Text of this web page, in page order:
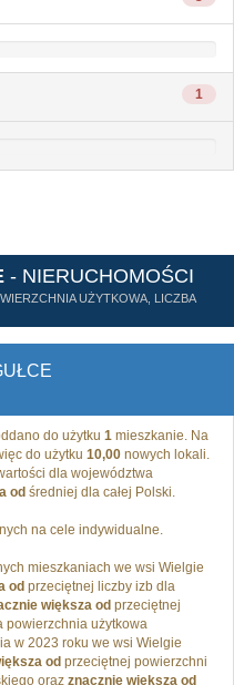
1
- NIERUCHOMOŚCI
UŻYTKOWA, LICZBA
do użytku 1 mieszkanie. Na
do użytku 10,00 nowych lokali.
dla województwa
od średniej dla całej Polski.
na cele indywidualne.
mieszkaniach we wsi Wielgie
od przeciętnej liczby izb dla
większa od przeciętnej
powierzchnia użytkowa
w 2023 roku we wsi Wielgie
od przeciętnej powierzchni
oraz znacznie większa od